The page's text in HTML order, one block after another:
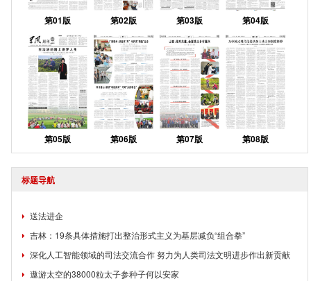
第01版 第02版 第03版 第04版
第05版 第06版 第07版 第08版
标题导航
送法进企
吉林：19条具体措施打出整治形式主义为基层减负“组合拳”
深化人工智能领域的司法交流合作 努力为人类司法文明进步作出新贡献
遨游太空的38000粒太子参种子何以安家